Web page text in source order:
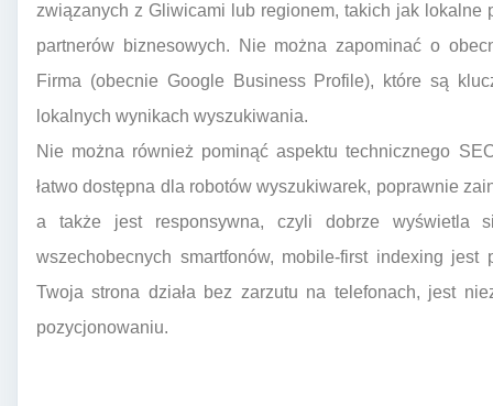
związanych z Gliwicami lub regionem, takich jak lokalne
partnerów biznesowych. Nie można zapominać o
Firma (obecnie Google Business Profile), które są
lokalnych wynikach wyszukiwania.
Nie można również pominąć aspektu technicznego
łatwo dostępna dla robotów wyszukiwarek, poprawnie
a także jest responsywna, czyli dobrze wyświetla
wszechobecnych smartfonów, mobile-first indexing
Twoja strona działa bez zarzutu na telefonach, jest
pozycjonowaniu.